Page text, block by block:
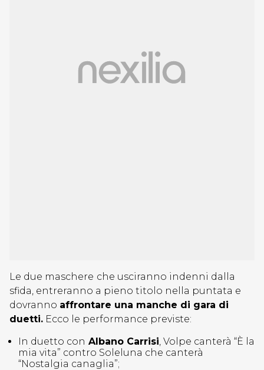
Le due maschere che usciranno indenni dalla
sfida, entreranno a pieno titolo nella puntata e
dovranno affrontare una manche di gara di
duetti. Ecco le performance previste:
In duetto con Albano Carrisi, Volpe canterà “È la
mia vita” contro Soleluna che canterà
“Nostalgia canaglia”;